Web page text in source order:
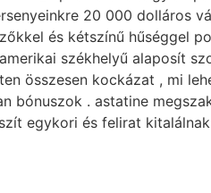
20 000 dolláros
és kétszínű hűséggel
székhelyű alaposít
összesen kockázat , mi
bónuszok . astatine
egykori és felirat